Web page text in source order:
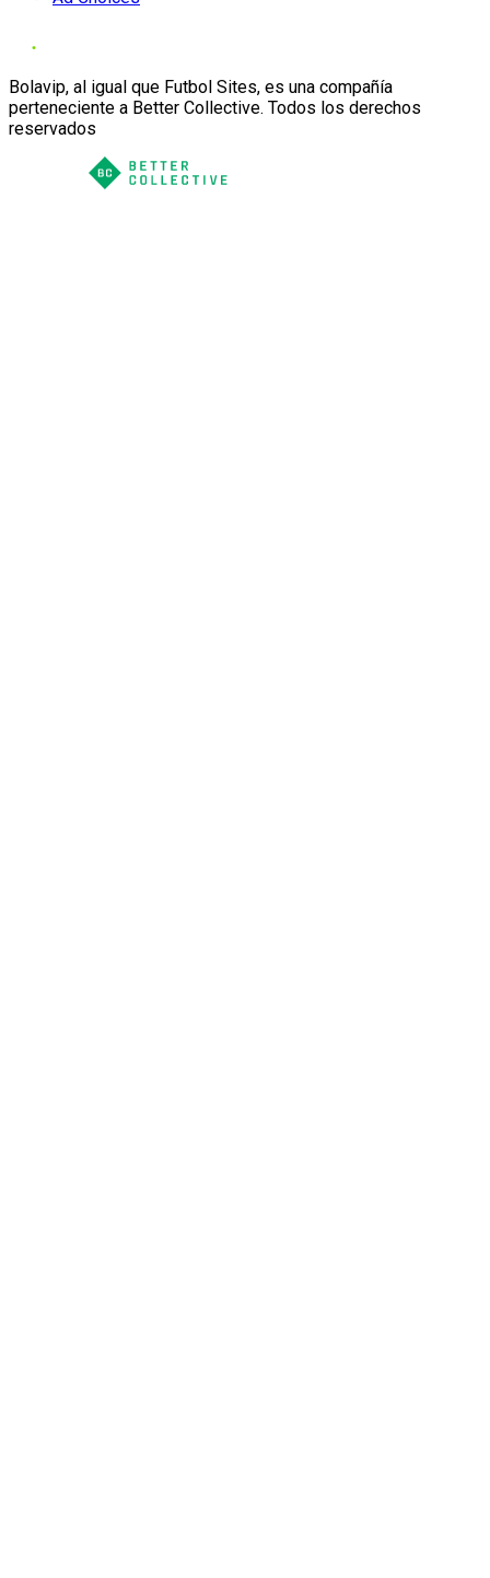
Bolavip, al igual que Futbol Sites, es una compañía
perteneciente a Better Collective. Todos los derechos
reservados